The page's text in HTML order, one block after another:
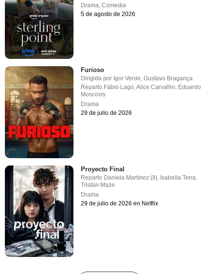
Drama,Comedia
5 de agosto de 2026
Furioso
Dirigida por Igor Verde,Gustavo Bragança
Reparto Fábio Lago,Alice Carvalho, Eduardo
Moscovis
Drama
29 de julio de 2026
Proyecto Final
Reparto Daniela Martínez (II) Isabella Tena
Tristán Maze
Drama
29 de julio de 2026 en Netflix